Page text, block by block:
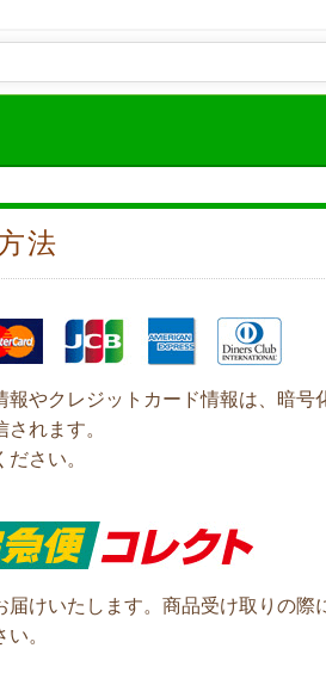
法
報やクレジットカード情報は、暗号
れます。
さい。
届けいたします。商品受け取りの際
。